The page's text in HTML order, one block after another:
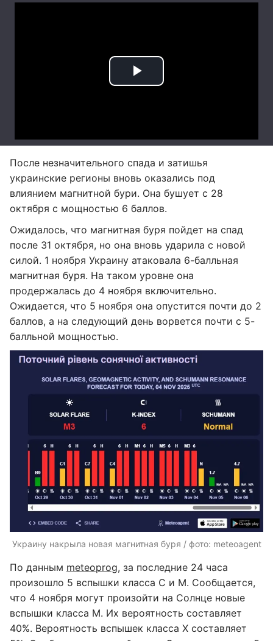
После незначительного спада и затишья
украинские регионы вновь оказались под
влиянием магнитной бури. Она бушует с 28
октября с мощностью 6 баллов.
Ожидалось, что магнитная буря пойдет на спад
после 31 октября, но она вновь ударила с новой
силой. 1 ноября Украину атаковала 6-балльная
магнитная буря. На таком уровне она
продержалась до 4 ноября включительно.
Ожидается, что 5 ноября она опустится почти до 2
баллов, а на следующий день ворвется почти с 5-
балльной мощностью.
Украину накрыла новая магнитная буря / фото: meteoagent
По данным meteoprog, за последние 24 часа
произошло 5 вспышки класса С и М. Сообщается,
что 4 ноября могут произойти на Солнце новые
вспышки класса М. Их вероятность составляет
40%. Вероятность вспышек класса Х составляет